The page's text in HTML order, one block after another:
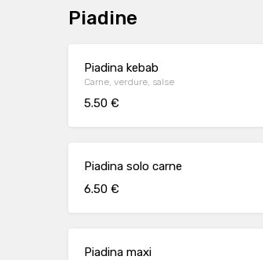
Piadine
Piadina kebab
Carne, verdure, salse
5.50 €
Piadina solo carne
6.50 €
Piadina maxi